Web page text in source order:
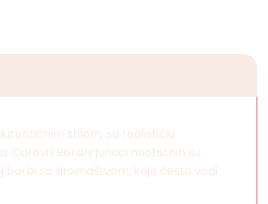
stilom, sa realistički
Carevi i Bersini junaci neobičnih su
borbi sa siromaštvom, koja često vodi